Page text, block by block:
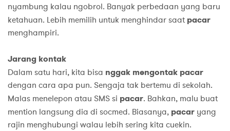
nyambung kalau ngobrol. Banyak perbedaan yang baru
ketahuan. Lebih memilih untuk menghindar saatpacar
menghampiri.
Jarang kontak
Dalam satu hari, kita bisa nggak mengontak pacar
dengan cara apa pun. Sengaja tak bertemu di sekolah.
Malas menelepon atau SMS si pacar. Bahkan, malu buat
mention langsung dia di socmed. Biasanya, pacar yang
rajin menghubungi walau lebih sering kita cuekin.